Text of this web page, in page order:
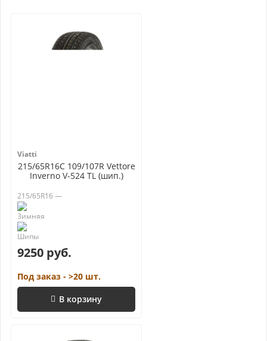
Viatti
215/65R16C 109/107R Vettore
Inverno V-524 TL (шип.)
215/65R16 —
9250 руб.
Под заказ - >20 шт.
В корзину